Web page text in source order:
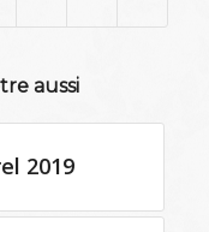
aussi
2019